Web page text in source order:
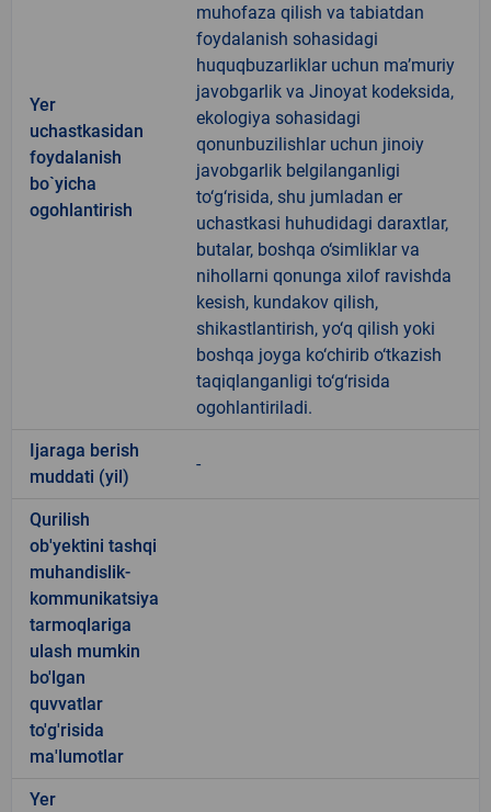
Yer
uchastkasidan
foydalanish
bo`yicha
ogohlantirish
muhofaza qilish va tabiatdan
foydalanish sohasidagi
huquqbuzarliklar uchun ma’muriy
javobgarlik va Jinoyat kodeksida,
ekologiya sohasidagi
qonunbuzilishlar uchun jinoiy
javobgarlik belgilanganligi
to‘g‘risida, shu jumladan er
uchastkasi huhudidagi daraxtlar,
butalar, boshqa o‘simliklar va
nihollarni qonunga xilof ravishda
kesish, kundakov qilish,
shikastlantirish, yo‘q qilish yoki
boshqa joyga ko‘chirib o‘tkazish
taqiqlanganligi to‘g‘risida
ogohlantiriladi.
Ijaraga berish
muddati (yil)
-
Qurilish
ob'yektini tashqi
muhandislik-
kommunikatsiya
tarmoqlariga
ulash mumkin
bo'lgan
quvvatlar
to'g'risida
ma'lumotlar
Yer